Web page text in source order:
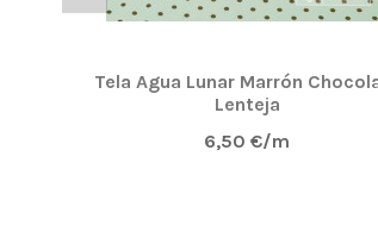
Tela Agua Lunar Marrón
Lenteja
6,50 €/m